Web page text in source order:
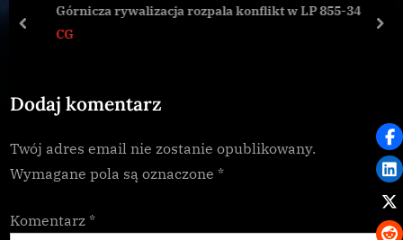
s
s
:
Górnicza rywalizacja rozpala konflikt w LP 855-34
CG
prev
Dodaj komentarz
Twój adres email nie zostanie opublikowany.
Wymagane pola są oznaczone *
Komentarz *